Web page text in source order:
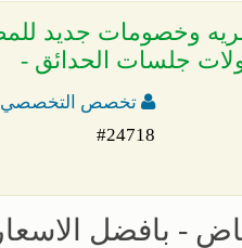
جلسات الحدائق -
تخصص التخصصي
#24718